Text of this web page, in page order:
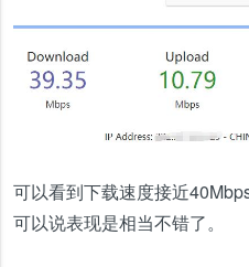
可以看到下载速度接近
可以说表现是相当不错了。